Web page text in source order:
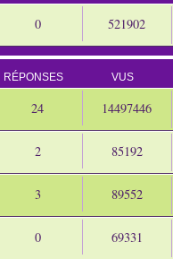
0 521902
RÉPONSES VUS
24 14497446
2 85192
3 89552
0 69331